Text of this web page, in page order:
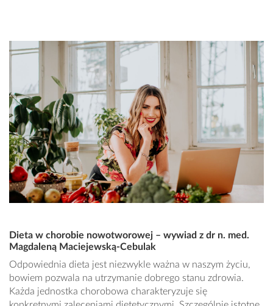
Dieta w chorobie nowotworowej – wywiad z dr n. med.
Magdaleną Maciejewską-Cebulak
Odpowiednia dieta jest niezwykle ważna w naszym życiu,
bowiem pozwala na utrzymanie dobrego stanu zdrowia.
Każda jednostka chorobowa charakteryzuje się